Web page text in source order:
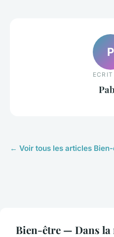
P
ECRIT
← Voir tous les articles
Bien-être — Dans